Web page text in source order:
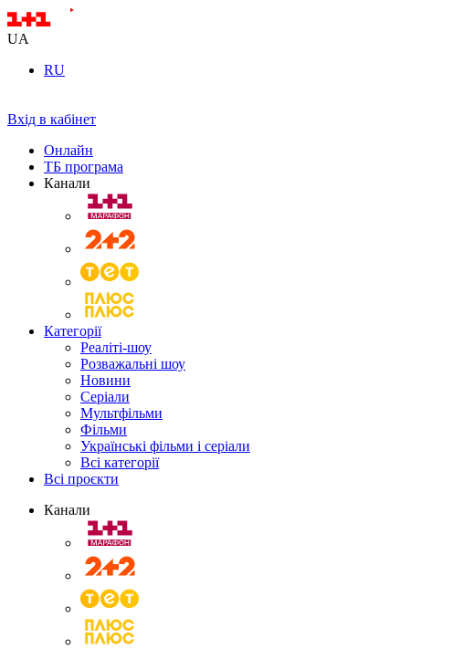
UA
RU
Вхід в кабінет
Онлайн
ТБ програма
Канали
Категорії
Реаліті-шоу
Розважальні шоу
Новини
Серіали
Мультфільми
Фільми
Українські фільми і серіали
Всі категорії
Всі проєкти
Канали